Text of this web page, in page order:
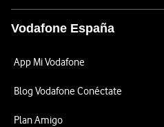
Vodafone España
App Mi Vodafone
Blog Vodafone Conéctate
Plan Amigo